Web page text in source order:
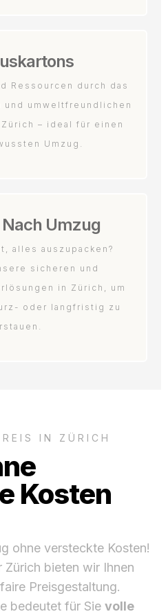
Ressourcen durch das
umweltfreundlichen
– ideal für einen
Umzug.
Umzug
alles auszupacken?
sicheren und
in Zürich, um
oder langfristig zu
IN ZÜRICH
Kosten
ohne versteckte Kosten!
bieten wir Ihnen
Preisgestaltung.
bedeutet für Sie volle